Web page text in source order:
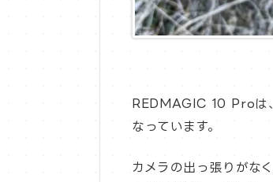
REDMAGIC 10 Proは
なっています。
カメラの出っ張りがな